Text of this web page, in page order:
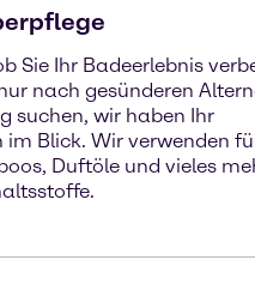
Sie Ihr Badeerlebnis
nach gesünderen
suchen, wir haben Ihr
im Blick. Wir verwenden
Duftöle und vieles